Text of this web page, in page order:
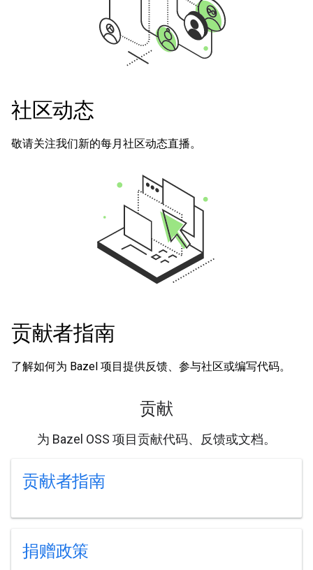
社区动态
敬请关注我们新的每月社区动态直播。
贡献者指南
了解如何为 Bazel 项目提供反馈、参与社区或编写代码。
贡献
为 Bazel OSS 项目贡献代码、反馈或文档。
贡献者指南
捐赠政策